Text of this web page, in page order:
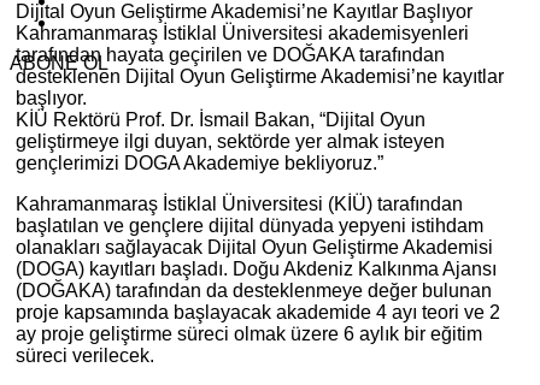
ABONE OL
Dijital Oyun Geliştirme Akademisi’ne Kayıtlar Başlıyor
Kahramanmaraş İstiklal Üniversitesi akademisyenleri
tarafından hayata geçirilen ve DOĞAKA tarafından
desteklenen Dijital Oyun Geliştirme Akademisi’ne kayıtlar
başlıyor.
KİÜ Rektörü Prof. Dr. İsmail Bakan, “Dijital Oyun
geliştirmeye ilgi duyan, sektörde yer almak isteyen
gençlerimizi DOGA Akademiye bekliyoruz.”
Kahramanmaraş İstiklal Üniversitesi (KİÜ) tarafından
başlatılan ve gençlere dijital dünyada yepyeni istihdam
olanakları sağlayacak Dijital Oyun Geliştirme Akademisi
(DOGA) kayıtları başladı. Doğu Akdeniz Kalkınma Ajansı
(DOĞAKA) tarafından da desteklenmeye değer bulunan
proje kapsamında başlayacak akademide 4 ayı teori ve 2
ay proje geliştirme süreci olmak üzere 6 aylık bir eğitim
süreci verilecek.